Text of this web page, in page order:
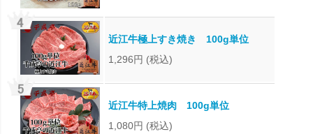
近江牛極上すき焼き 100g単位
1,296円 (税込)
近江牛特上焼肉 100g単位
1,080円 (税込)